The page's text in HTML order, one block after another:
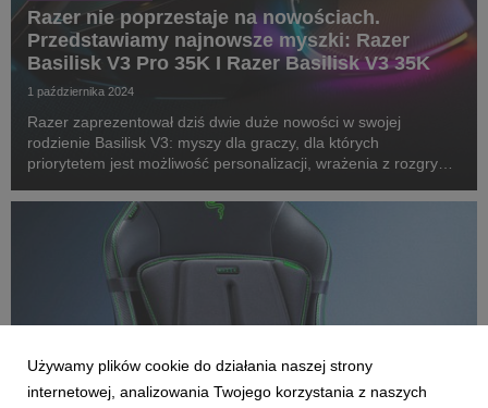
Razer nie poprzestaje na nowościach.
Przedstawiamy najnowsze myszki: Razer
Basilisk V3 Pro 35K I Razer Basilisk V3 35K
1 października 2024
Razer zaprezentował dziś dwie duże nowości w swojej
rodzienie Basilisk V3: myszy dla graczy, dla których
priorytetem jest możliwość personalizacji, wrażenia z rozgrywki
zupełnie nowa, w pełni konfigurowalna, bez...
Używamy plików cookie do działania naszej strony
internetowej, analizowania Twojego korzystania z naszych